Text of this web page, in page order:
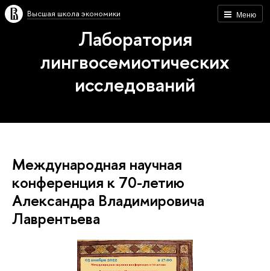
Меню
Высшая школа экономики
Лаборатория
лингвосемиотических
исследований
Международная научная
конференция к 70-летию
Александра Владимировича
Лаврентьева